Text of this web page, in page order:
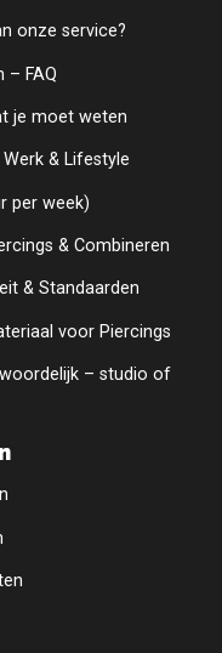
onze service?
– FAQ
je moet weten
& Lifestyle
per week)
& Combineren
& Standaarden
voor Piercings
– studio of